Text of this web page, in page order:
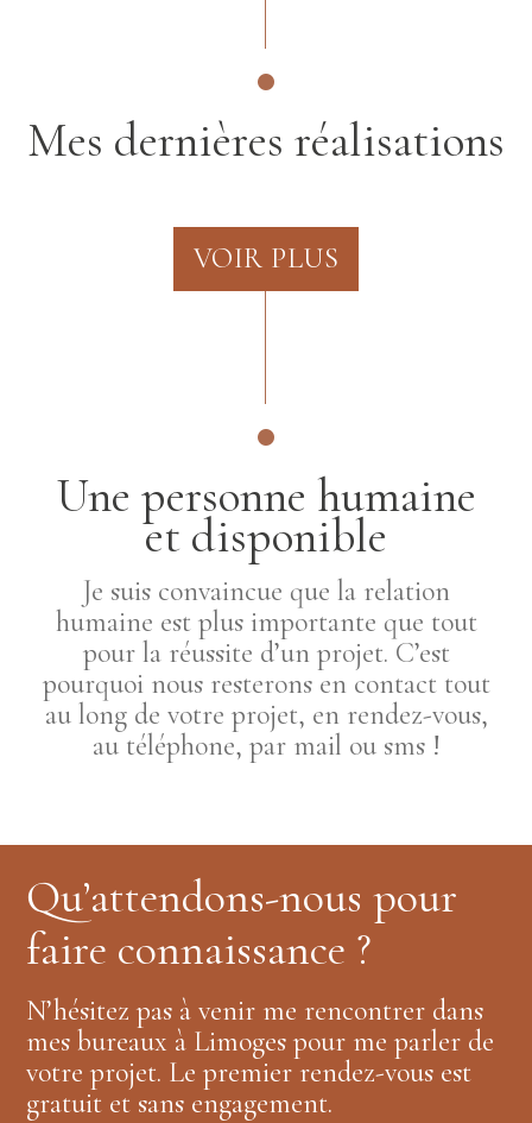
Mes dernières réalisations
VOIR PLUS
Une personne humaine
et disponible
Je suis convaincue que la relation
humaine est plus importante que tout
pour la réussite d’un projet. C’est
pourquoi nous resterons en contact tout
au long de votre projet, en rendez-vous,
au téléphone, par mail ou sms !
Qu’attendons-nous pour
faire connaissance ?
N’hésitez pas à venir me rencontrer dans
mes bureaux à Limoges pour me parler de
votre projet. Le premier rendez-vous est
gratuit et sans engagement.